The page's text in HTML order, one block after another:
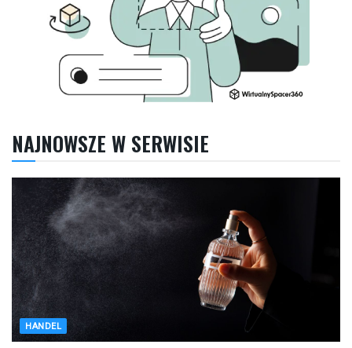
NAJNOWSZE W SERWISIE
HANDEL